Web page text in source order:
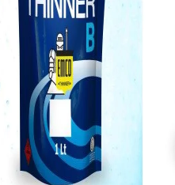
telah dirugikan dengan
waris melihat berkas itu di
MA melakukan klarifikasi.